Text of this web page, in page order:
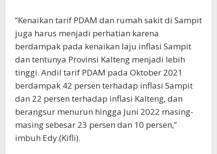
“Kenaikan tarif PDAM dan rumah sakit di Sampit
juga harus menjadi perhatian karena
berdampak pada kenaikan laju inflasi Sampit
dan tentunya Provinsi Kalteng menjadi lebih
tinggi. Andil tarif PDAM pada Oktober 2021
berdampak 42 persen terhadap inflasi Sampit
dan 22 persen terhadap inflasi Kalteng, dan
berangsur menurun hingga Juni 2022 masing-
masing sebesar 23 persen dan 10 persen,”
imbuh Edy.(Kifli).